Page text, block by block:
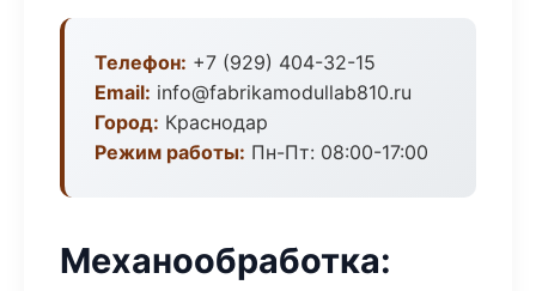
Телефон: +7 (929) 404-32-15
Email: info@fabrikamodullab810.ru
Город: Краснодар
Режим работы: Пн-Пт: 08:00-17:00
Механообработка: